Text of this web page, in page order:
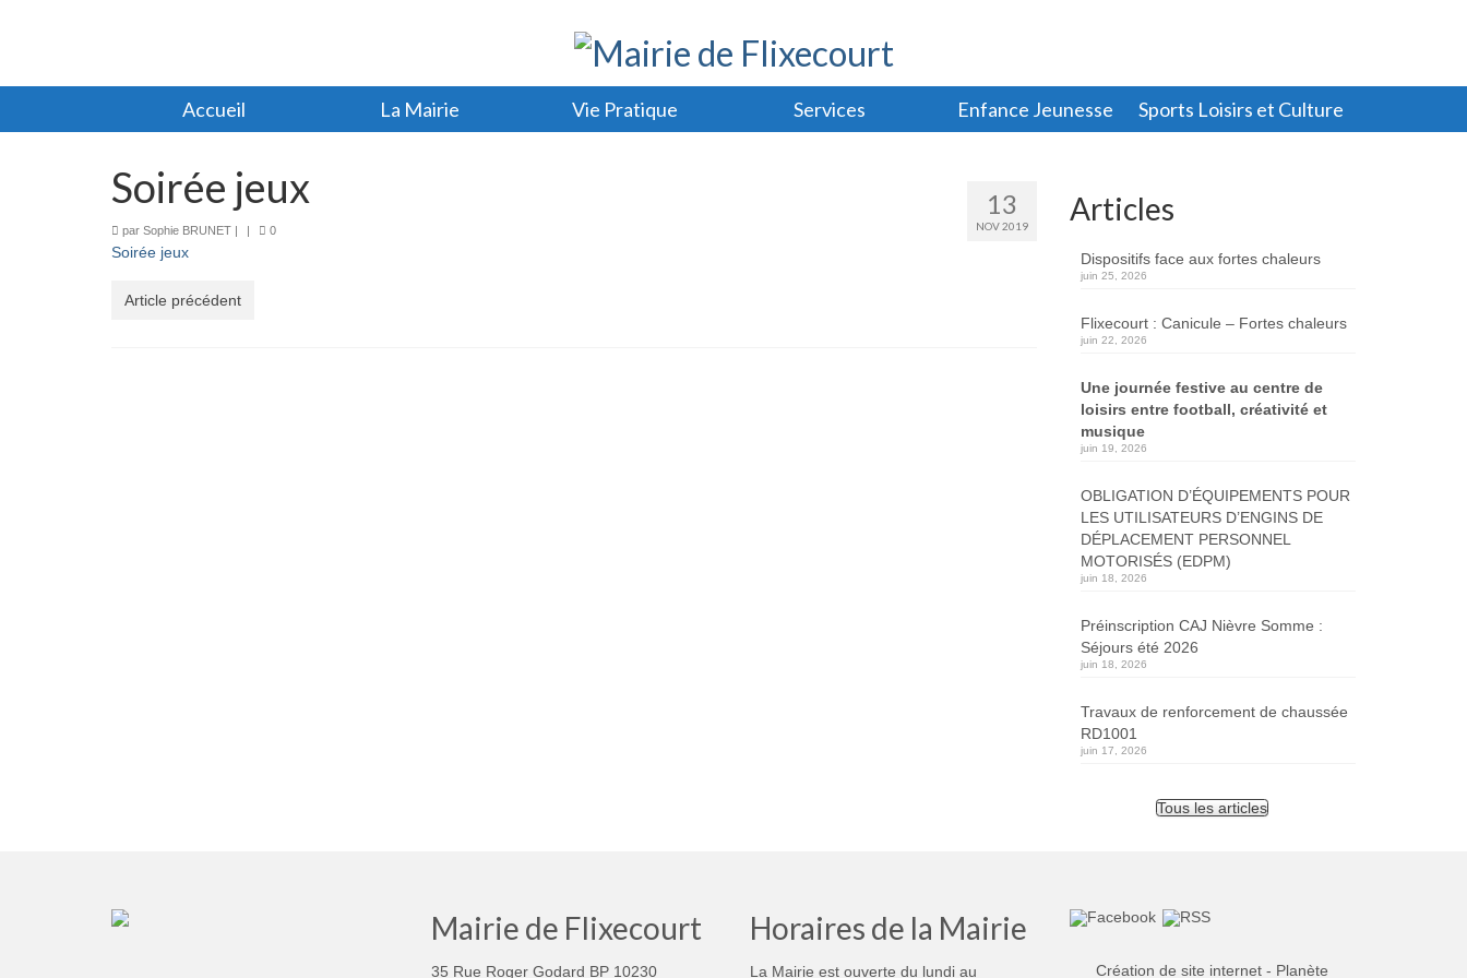
Accueil La Mairie Vie Pratique Services Enfance Jeunesse Sports Loisirs et Culture
13
NOV 2019
Soirée jeux
par Sophie BRUNET | | 0
Soirée jeux
Article précédent
Articles
Dispositifs face aux fortes chaleurs
juin 25, 2026
Flixecourt : Canicule – Fortes chaleurs
juin 22, 2026
Une journée festive au centre de
loisirs entre football, créativité et
musique
juin 19, 2026
OBLIGATION D’ÉQUIPEMENTS POUR
LES UTILISATEURS D’ENGINS DE
DÉPLACEMENT PERSONNEL
MOTORISÉS (EDPM)
juin 18, 2026
Préinscription CAJ Nièvre Somme :
Séjours été 2026
juin 18, 2026
Travaux de renforcement de chaussée
RD1001
juin 17, 2026
Tous les articles
Mairie de Flixecourt
35 Rue Roger Godard BP 10230
Horaires de la Mairie
La Mairie est ouverte du lundi au
Création de site internet - Planète